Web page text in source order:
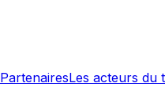
PartenairesLes acteurs du